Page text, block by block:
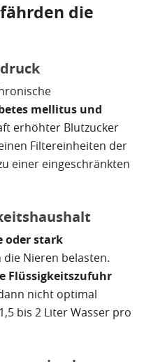
die
mellitus und
erhöhter Blutzucker
Filtereinheiten der
einer eingeschränkten
oder stark
die Nieren belasten.
Flüssigkeitszufuhr
nicht optimal
bis 2 Liter Wasser pro